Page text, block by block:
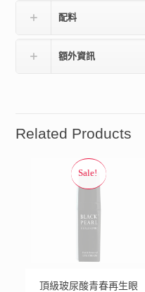
配料
額外資訊
Related Products
頂級玻尿酸青春再生眼